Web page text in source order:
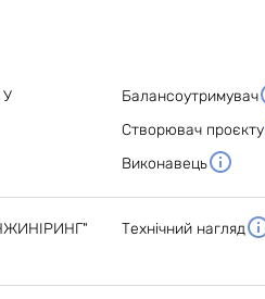
Балансоутримувач
Створювач проєкту
Виконавець
Технічний нагляд